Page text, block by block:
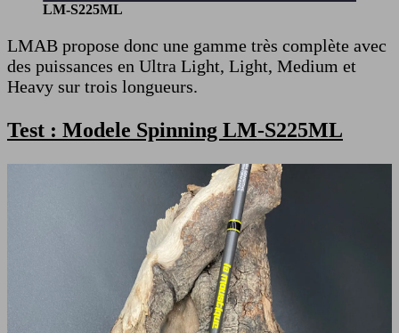
LM-S225ML
LMAB propose donc une gamme très complète avec
des puissances en Ultra Light, Light, Medium et
Heavy sur trois longueurs.
Test : Modele Spinning LM-S225ML